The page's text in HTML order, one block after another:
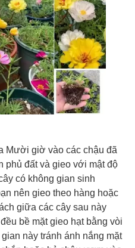
Mười giờ vào các chậu đã
phủ đất và gieo với mật độ
có không gian sinh
nên gieo theo hàng hoặc
giữa các cây sau này
bề mặt gieo hạt bằng vòi
này tránh ánh nắng mặt